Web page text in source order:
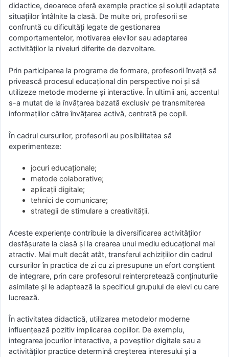
didactice, deoarece oferă exemple practice și soluții adaptate
situațiilor întâlnite la clasă. De multe ori, profesorii se
confruntă cu dificultăți legate de gestionarea
comportamentelor, motivarea elevilor sau adaptarea
activităților la niveluri diferite de dezvoltare.
Prin participarea la programe de formare, profesorii învață să
privească procesul educațional din perspective noi și să
utilizeze metode moderne și interactive. În ultimii ani, accentul
s-a mutat de la învățarea bazată exclusiv pe transmiterea
informațiilor către învățarea activă, centrată pe copil.
În cadrul cursurilor, profesorii au posibilitatea să
experimenteze:
jocuri educaționale;
metode colaborative;
aplicații digitale;
tehnici de comunicare;
strategii de stimulare a creativității.
Aceste experiențe contribuie la diversificarea activităților
desfășurate la clasă și la crearea unui mediu educațional mai
atractiv. Mai mult decât atât, transferul achizițiilor din cadrul
cursurilor în practica de zi cu zi presupune un efort conștient
de integrare, prin care profesorul reinterpretează conținuturile
asimilate și le adaptează la specificul grupului de elevi cu care
lucrează.
În activitatea didactică, utilizarea metodelor moderne
influențează pozitiv implicarea copiilor. De exemplu,
integrarea jocurilor interactive, a poveștilor digitale sau a
activităților practice determină creșterea interesului și a